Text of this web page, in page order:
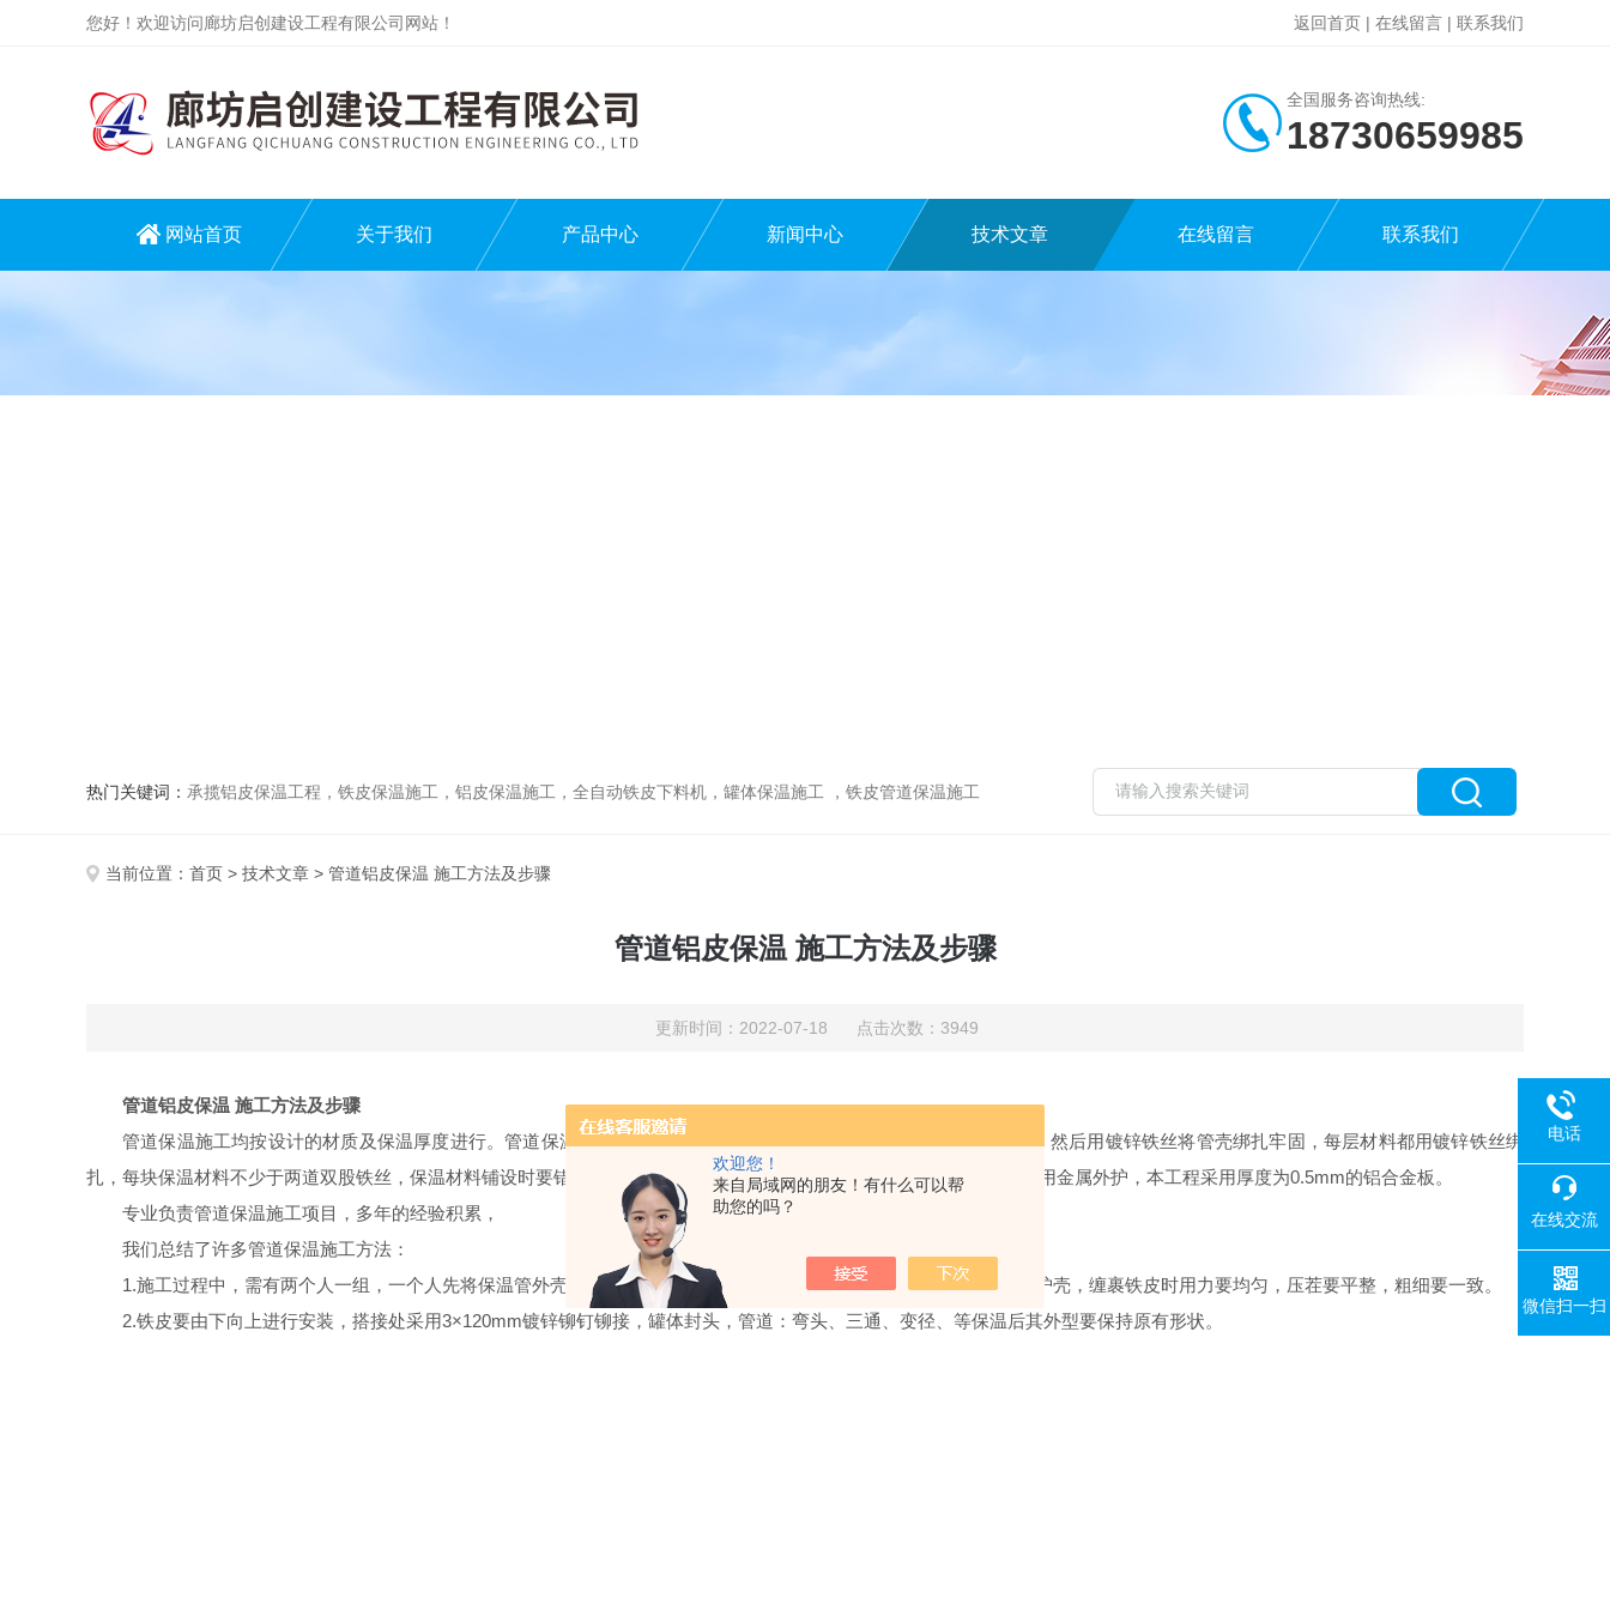
欢迎您！
来自局域网的朋友！有什么可以帮
助您的吗？
您好！欢迎访问廊坊启创建设工程有限公司网站！ 返回首页 | 在线留言 | 联系我们
全国服务咨询热线:
18730659985
网站首页 关于我们 产品中心 新闻中心 技术文章 在线留言 联系我们
热门关键词： 承揽铝皮保温工程，铁皮保温施工，铝皮保温施工，全自动铁皮下料机，罐体保温施工 ，铁皮管道保温施工
当前位置： 首页 > 技术文章 > 管道铝皮保温 施工方法及步骤
管道铝皮保温 施工方法及步骤
更新时间：2022-07-18 点击次数：3949
管道铝皮保温 施工方法及步骤
管道保温施工均按设计的材质及保温厚度进行。管道保温先铺设保温管壳本工程蒸汽管道保温采用硅酸铝纤维制品，然后用镀锌铁丝将管壳绑扎牢固，每层材料都用镀锌铁丝绑
扎，每块保温材料不少于两道双股铁丝，保温材料铺设时要错缝压缝。主保温层铺设结束后进行外护层的施工，外护层采用金属外护，本工程采用厚度为0.5mm的铝合金板。
专业负责管道保温施工项目，多年的经验积累，
我们总结了许多管道保温施工方法：
1.施工过程中，需有两个人一组，一个人先将保温管外壳剥开，对包在管道上，两手用力挤住，另外一人缠裹保温外护壳，缠裹铁皮时用力要均匀，压茬要平整，粗细要一致。
2.铁皮要由下向上进行安装，搭接处采用3×120mm镀锌铆钉铆接，罐体封头，管道：弯头、三通、变径、等保温后其外型要保持原有形状。
电话
在线交流
微信扫一扫